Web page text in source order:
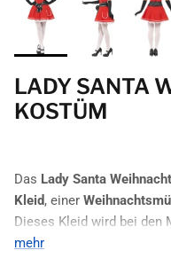
LADY SANTA
KOSTÜM
Das Lady Santa
Kleid, einer
Dieses Kleid wird bei den
zur Adventszeit, dafür
mehr